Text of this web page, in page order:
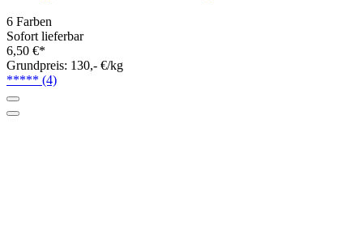
6 Farben
Sofort lieferbar
6,50 €*
Grundpreis: 130,- €/kg
***** (4)